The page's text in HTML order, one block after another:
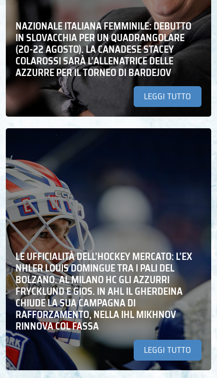
NAZIONALE ITALIANA FEMMINILE: DEBUTTO
IN SLOVACCHIA PER UN QUADRANGOLARE
(20-22 AGOSTO). LA CANADESE STACEY
COLAROSSI SARÀ L’ALLENATRICE DELLE
AZZURRE PER IL TORNEO DI BARDEJOV
LEGGI TUTTO
LE UFFICIALITÀ DELL’HOCKEY MERCATO: L’EX
NHLER LOUIS DOMINGUE TRA I PALI DEL
BOLZANO. AL MILANO HC GLI AZZURRI
FRYCKLUND E GIOS. IN AHL IL GHERDEINA
CHIUDE LA SUA CAMPAGNA DI
RAFFORZAMENTO, NELLA IHL MIKHNOV
RINNOVA COL FASSA
LEGGI TUTTO